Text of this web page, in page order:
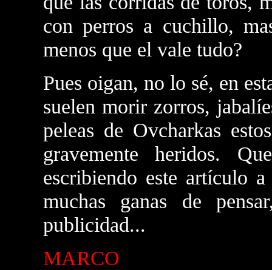
con perros a cuchillo,
menos que el vale tudo?
Pues oigan, no lo sé, en
suelen morir zorros,
peleas de Ovcharkas
gravemente heridos.
escribiendo este artículo
muchas ganas de
publicidad...
MARCO